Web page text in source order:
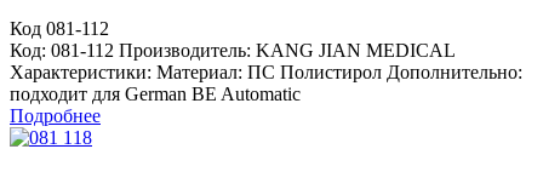
Код 081-112
Код: 081-112 Производитель: KANG JIAN MEDICAL
Характеристики: Материал: ПС Полистирол Дополнительно:
подходит для German BE Automatic
Подробнее